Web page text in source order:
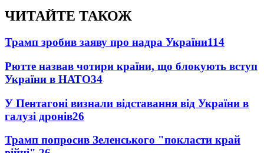
ЧИТАЙТЕ ТАКОЖ
Трамп зробив заяву про надра України114
Рютте назвав чотири країни, що блокують вступ
України в НАТО34
У Пентагоні визнали відставання від України в
галузі дронів26
Трамп попросив Зеленського "покласти край